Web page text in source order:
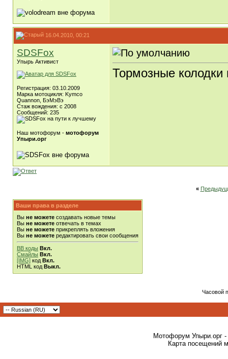
16.04.2010, 00:21
SDSFox
Упырь Активист
Регистрация: 03.10.2009
Марка мотоцикля: Kymco
Quannon, БэМэВэ
Стаж вождения: c 2008
Сообщений: 235
Наш мотофорум - мотофорум
Упыри.орг
Тормозные
«
Ваши права в разделе
Вы не можете создавать новые темы
Вы не можете отвечать в темах
Вы не можете прикреплять вложения
Вы не можете редактировать свои сообщения
BB коды Вкл.
Смайлы Вкл.
[IMG] код Вкл.
HTML код Выкл.
Часовой
Мотофорум Упыри.орг -
Карта посещений